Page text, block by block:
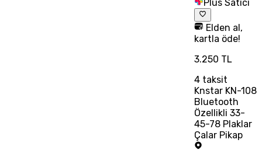
Plus Satıcı
Elden al,
kartla öde!
3.250 TL
4taksit
Knstar KN-108
Bluetooth
Özellikli 33-
45-78 Plaklar
Çalar Pikap